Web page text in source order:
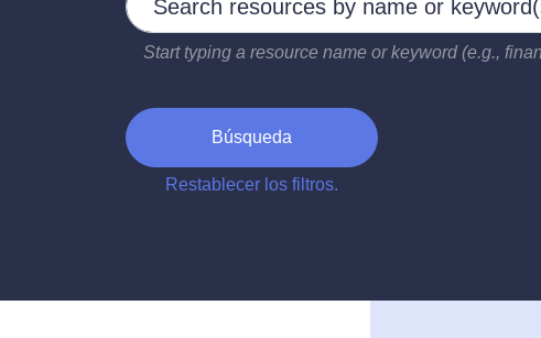
Type 2 or more characters for results.
Start typing a resource name or keyword (e.g.,
Búsqueda
Restablecer los filtros.